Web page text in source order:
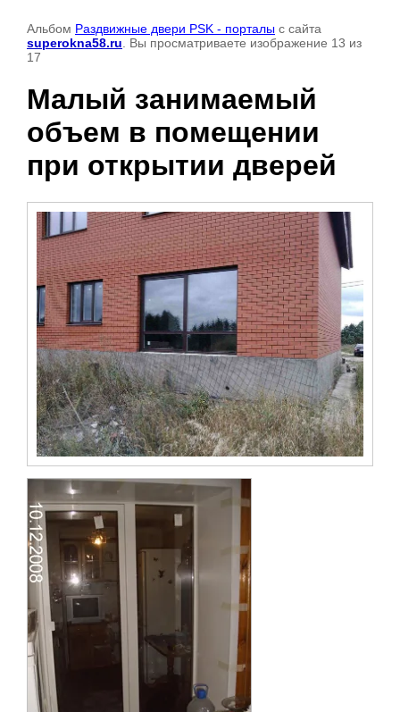
Альбом Раздвижные двери PSK - порталы с сайта
superokna58.ru . Вы просматриваете изображение 13 из
17
Малый занимаемый
объем в помещении
при открытии дверей